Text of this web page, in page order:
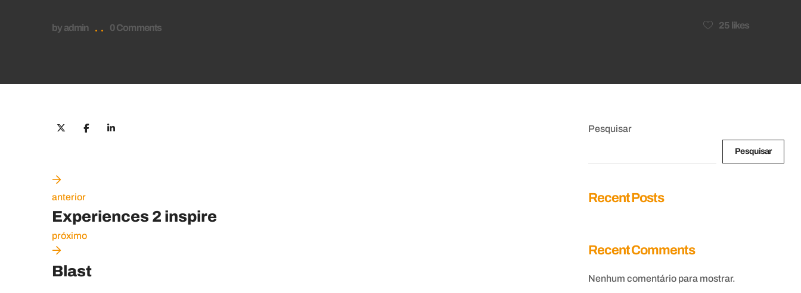
by admin 0 Comments 25 likes
anterior
Experiences 2 inspire
próximo
Blast
Pesquisar
Pesquisar
Recent Posts
Recent Comments
Nenhum comentário para mostrar.